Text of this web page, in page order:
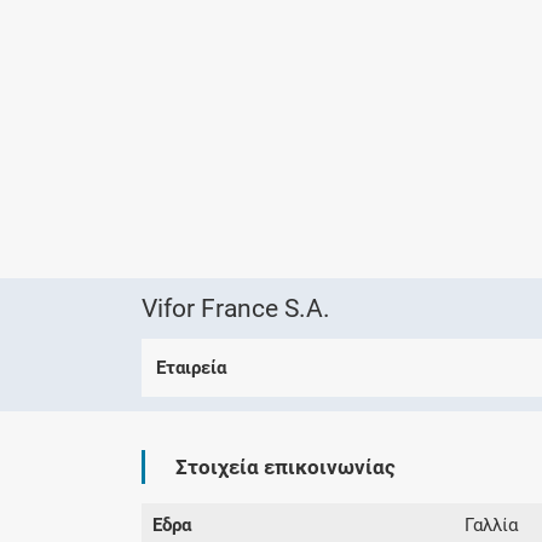
Vifor France S.A.
Εταιρεία
Στοιχεία επικοινωνίας
Έδρα Γαλλία